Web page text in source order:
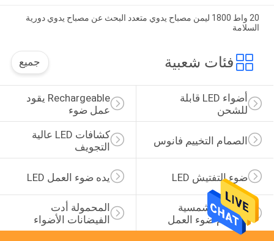
20 واط 1800 ليمن مصباح يدوي متعدد البحث عن مصباح يدوي دورية
السلامة
فئات شعبية جميع
Rechargeable يقود
عمل ضوء
أضواء LED قابلة
للشحن
كشافات LED عالية
التجويف
الصمام التخييم فانوس
يده ضوء العمل LED ضوء التفتيش LED
المحمولة أدت
الفيضانات الأضواء
الطاقة الشمسية
الصمام ضوء العمل